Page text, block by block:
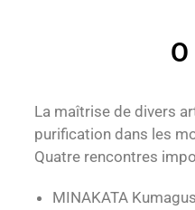
La maîtrise de divers
purification dans les
Quatre rencontres
MINAKATA